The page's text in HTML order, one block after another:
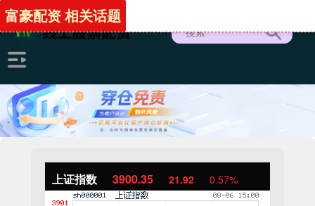
上证指数 3900.35 21.92 0.57%
富豪配资 相关话题